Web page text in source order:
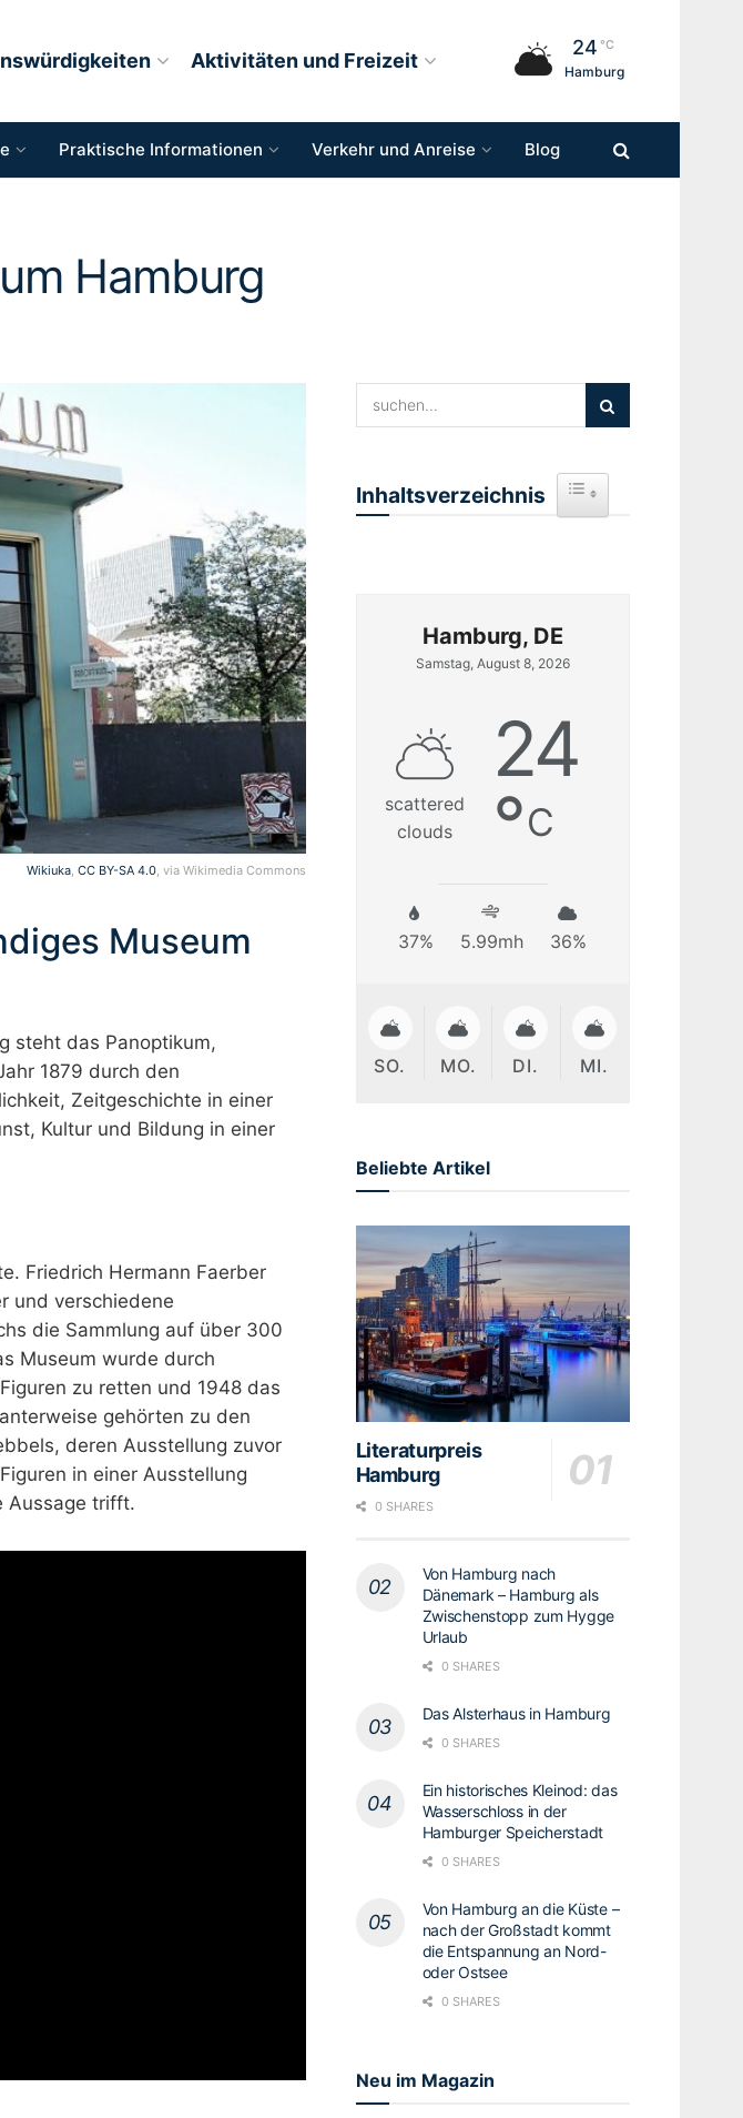
Aktivitäten und Freizeit
24 °C
Hamburg
Praktische Informationen Verkehr und Anreise Blog
Hamburg
Wikiuka, CC BY-SA 4.0, via Wikimedia Commons
Museum
steht das Panoptikum,
1879 durch den
Zeitgeschichte in einer
Kultur und Bildung in einer
Friedrich Hermann Faerber
und verschiedene
die Sammlung auf über 300
Museum wurde durch
zu retten und 1948 das
gehörten zu den
deren Ausstellung zuvor
in einer Ausstellung
Aussage trifft.
Inhaltsverzeichnis Toggle Table of Content
Hamburg, DE
Samstag, August 8, 2026
scattered
clouds
24
°C
37% 5.99mh 36%
SO. MO. DI. MI.
Beliebte Artikel
Literaturpreis
Hamburg
0 SHARES
Von Hamburg nach
Dänemark – Hamburg als
Zwischenstopp zum Hygge
Urlaub
0 SHARES
Das Alsterhaus in Hamburg
0 SHARES
Ein historisches Kleinod: das
Wasserschloss in der
Hamburger Speicherstadt
0 SHARES
Von Hamburg an die Küste –
nach der Großstadt kommt
die Entspannung an Nord-
oder Ostsee
0 SHARES
Neu im Magazin